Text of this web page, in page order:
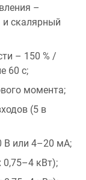
–
и скалярный
– 150 % /
60 с;
момента;
(5 в
В или 4–20 мA;
0,75–4 кВт);